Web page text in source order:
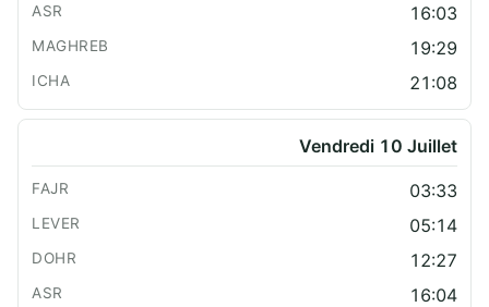
16:03
19:29
21:08
Vendredi 10 Juillet
03:33
05:14
12:27
16:04